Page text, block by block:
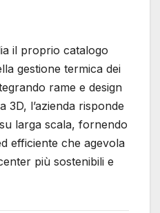
il proprio catalogo
gestione termica dei
rame e design
3D, l’azienda risponde
larga scala, fornendo
efficiente che agevola
più sostenibili e